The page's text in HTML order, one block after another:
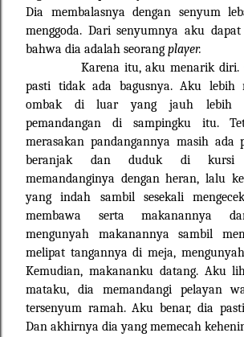
Dia membalasnya dengan senyum
menggoda. Dari senyumnya aku dapat
bahwa dia adalah seorang player.
Karena itu, aku menarik diri.
pasti tidak ada bagusnya. Aku lebih
ombak di luar yang jauh lebih
pemandangan di sampingku itu.
merasakan pandangannya masih ada
beranjak dan duduk di kursi
memandanginya dengan heran, lalu
yang indah sambil sesekali
membawa serta makanannya
mengunyah makanannya sambil
melipat tangannya di meja,
Kemudian, makananku datang. Aku
mataku, dia memandangi pelayan
tersenyum ramah. Aku benar, dia
Dan akhirnya dia yang memecah